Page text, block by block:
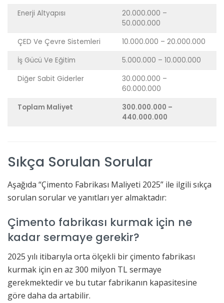
Enerji Altyapısı
20.000.000 –
50.000.000
ÇED Ve Çevre Sistemleri
10.000.000 – 20.000.000
İş Gücü Ve Eğitim
5.000.000 – 10.000.000
Diğer Sabit Giderler
30.000.000 –
60.000.000
Toplam Maliyet
300.000.000 –
440.000.000
Sıkça Sorulan Sorular
Aşağıda “Çimento Fabrikası Maliyeti 2025” ile ilgili sıkça
sorulan sorular ve yanıtları yer almaktadır:
Çimento fabrikası kurmak için ne
kadar sermaye gerekir?
2025 yılı itibarıyla orta ölçekli bir çimento fabrikası
kurmak için en az 300 milyon TL sermaye
gerekmektedir ve bu tutar fabrikanın kapasitesine
göre daha da artabilir.